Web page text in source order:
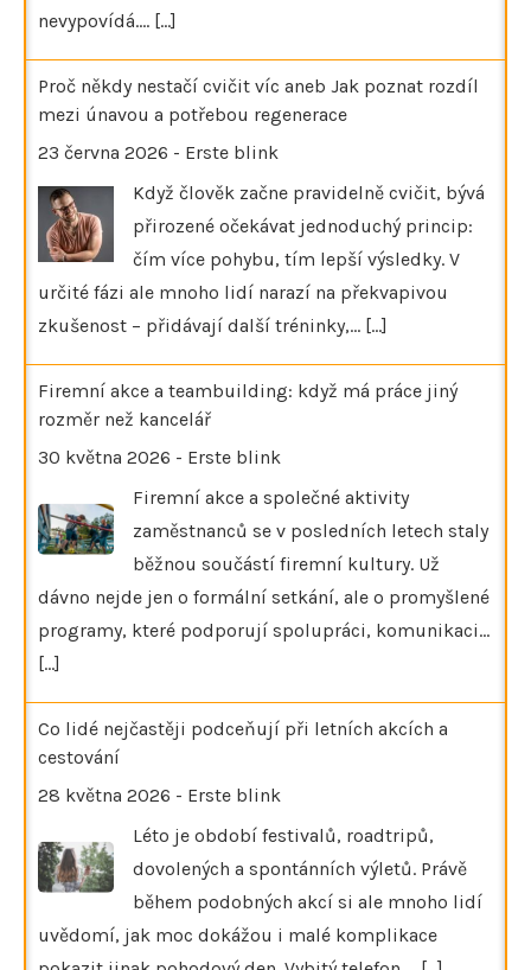
nevypovídá.… [...]
Proč někdy nestačí cvičit víc aneb Jak poznat rozdíl
mezi únavou a potřebou regenerace
23 června 2026 - Erste blink
Když člověk začne pravidelně cvičit, bývá
přirozené očekávat jednoduchý princip:
čím více pohybu, tím lepší výsledky. V
určité fázi ale mnoho lidí narazí na překvapivou
zkušenost – přidávají další tréninky,… [...]
Firemní akce a teambuilding: když má práce jiný
rozměr než kancelář
30 května 2026 - Erste blink
Firemní akce a společné aktivity
zaměstnanců se v posledních letech staly
běžnou součástí firemní kultury. Už
dávno nejde jen o formální setkání, ale o promyšlené
programy, které podporují spolupráci, komunikaci…
[...]
Co lidé nejčastěji podceňují při letních akcích a
cestování
28 května 2026 - Erste blink
Léto je období festivalů, roadtripů,
dovolených a spontánních výletů. Právě
během podobných akcí si ale mnoho lidí
uvědomí, jak moc dokážou i malé komplikace